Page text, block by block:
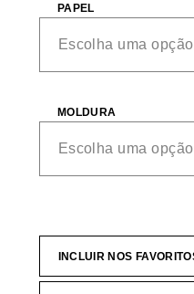
PAPEL
MOLDURA
INCLUIR NOS